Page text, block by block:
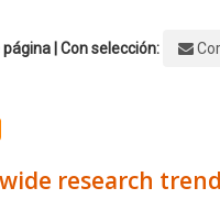
| Con selección:
número de resultado 1
research